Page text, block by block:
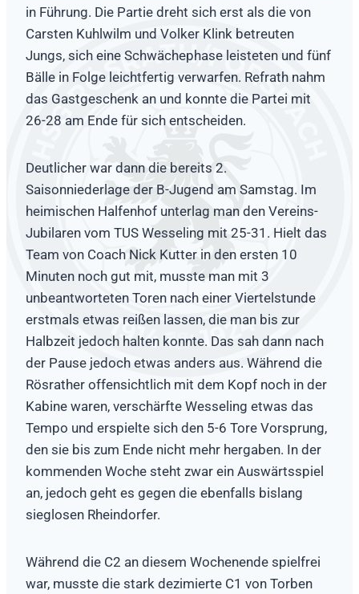
in Führung. Die Partie dreht sich erst als die von
Carsten Kuhlwilm und Volker Klink betreuten
Jungs, sich eine Schwächephase leisteten und fünf
Bälle in Folge leichtfertig verwarfen. Refrath nahm
das Gastgeschenk an und konnte die Partei mit
26-28 am Ende für sich entscheiden.
Deutlicher war dann die bereits 2.
Saisonniederlage der B-Jugend am Samstag. Im
heimischen Halfenhof unterlag man den Vereins-
Jubilaren vom TUS Wesseling mit 25-31. Hielt das
Team von Coach Nick Kutter in den ersten 10
Minuten noch gut mit, musste man mit 3
unbeantworteten Toren nach einer Viertelstunde
erstmals etwas reißen lassen, die man bis zur
Halbzeit jedoch halten konnte. Das sah dann nach
der Pause jedoch etwas anders aus. Während die
Rösrather offensichtlich mit dem Kopf noch in der
Kabine waren, verschärfte Wesseling etwas das
Tempo und erspielte sich den 5-6 Tore Vorsprung,
den sie bis zum Ende nicht mehr hergaben. In der
kommenden Woche steht zwar ein Auswärtsspiel
an, jedoch geht es gegen die ebenfalls bislang
sieglosen Rheindorfer.
Während die C2 an diesem Wochenende spielfrei
war, musste die stark dezimierte C1 von Torben